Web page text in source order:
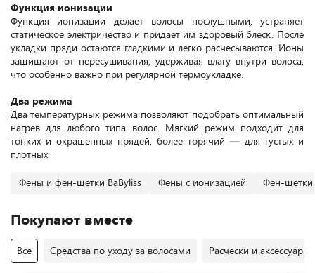
Функция ионизации
Функция ионизации делает волосы послушными, устраняет
статическое электричество и придает им здоровый блеск. После
укладки пряди остаются гладкими и легко расчесываются. Ионы
защищают от пересушивания, удерживая влагу внутри волоса,
что особенно важно при регулярной термоукладке.
Два режима
Два температурных режима позволяют подобрать оптимальный
нагрев для любого типа волос. Мягкий режим подходит для
тонких и окрашенных прядей, более горячий — для густых и
плотных.
Фены и фен-щетки BaByliss Фены с ионизацией Фен-щетки
Покупают вместе
Все Средства по уходу за волосами Расчески и аксессуары